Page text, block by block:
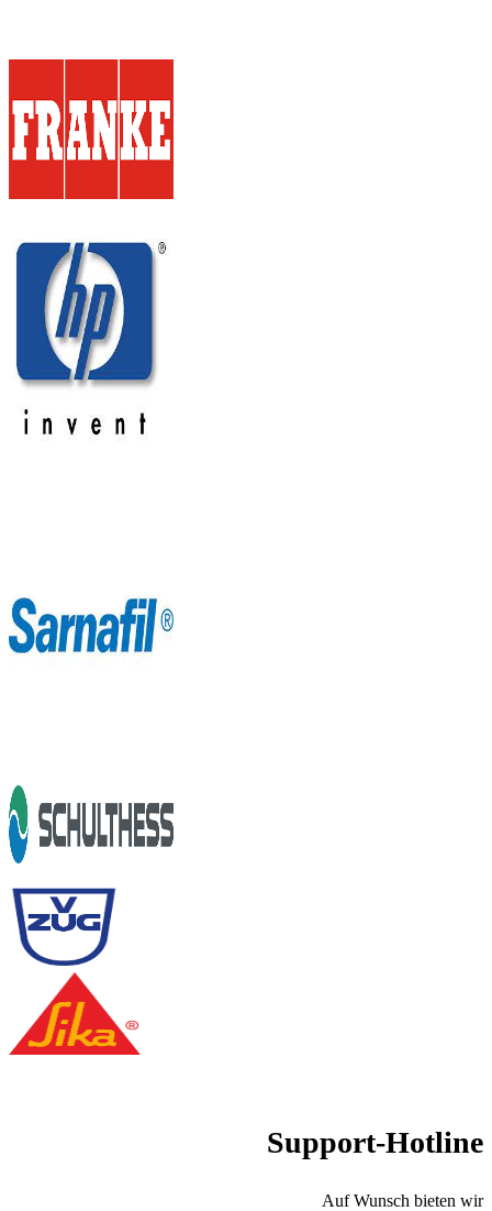
Support-Hotline
Auf Wunsch bieten wir